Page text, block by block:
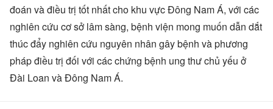
đoán và điều trị tốt nhất cho khu vực Đông Nam Á, với các
nghiên cứu cơ sở lâm sàng, bệnh viện mong muốn dẫn dắt
thúc đẩy nghiên cứu nguyên nhân gây bệnh và phương
pháp điều trị đối với các chứng bệnh ung thư chủ yếu ở
Đài Loan và Đông Nam Á.